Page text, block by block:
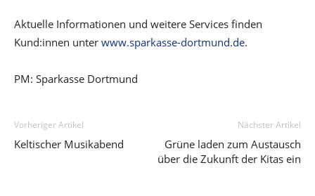
Aktuelle Informationen und weitere Services finden
Kund:innen unter www.sparkasse-dortmund.de.
PM: Sparkasse Dortmund
Vorheriger Artikel
Keltischer Musikabend
Nächster Artikel
Grüne laden zum Austausch
über die Zukunft der Kitas ein